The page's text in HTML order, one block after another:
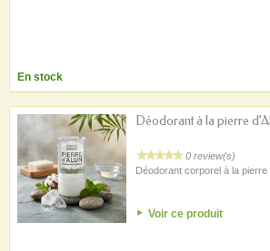
En stock
Déodorant à la pierre
0 review(s)
Déodorant corporel à la pierre
Voir ce produit